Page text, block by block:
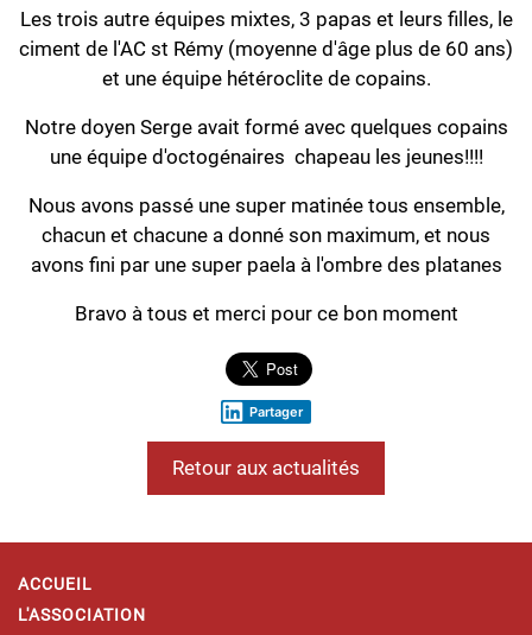
Les trois autre équipes mixtes, 3 papas et leurs filles, le
ciment de l'AC st Rémy (moyenne d'âge plus de 60 ans)
et une équipe hétéroclite de copains.
Notre doyen Serge avait formé avec quelques copains
une équipe d'octogénaires chapeau les jeunes!!!!
Nous avons passé une super matinée tous ensemble,
chacun et chacune a donné son maximum, et nous
avons fini par une super paela à l'ombre des platanes
Bravo à tous et merci pour ce bon moment
Partager
Retour aux actualités
ACCUEIL
L'ASSOCIATION